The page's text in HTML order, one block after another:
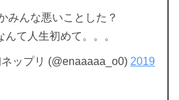
みんな悪いことした？
て人生初めて。。。
ップリ (@enaaaaa_o0) 2019